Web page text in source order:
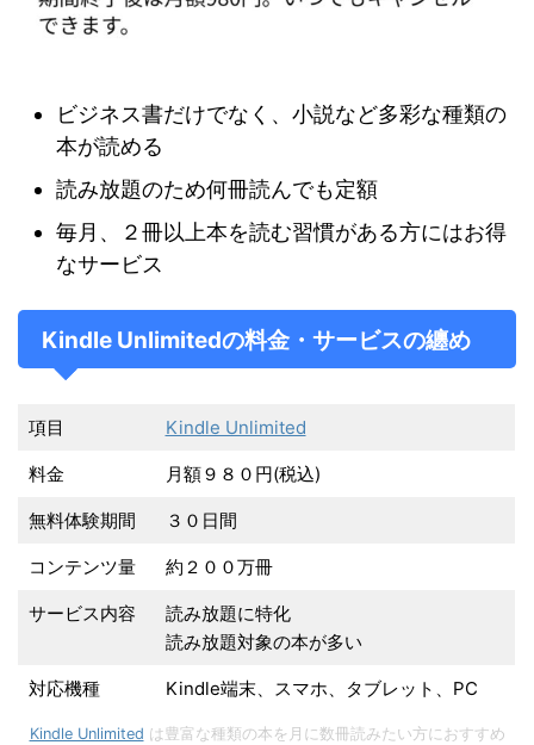
ビジネス書だけでなく、小説など多彩な種類の
本が読める
読み放題のため何冊読んでも定額
毎月、２冊以上本を読む習慣がある方にはお得
なサービス
Kindle Unlimitedの料金・サービスの纏め
項目 Kindle Unlimited
料金 月額９８０円(税込)
無料体験期間 ３０日間
コンテンツ量 約２００万冊
サービス内容
読み放題に特化
読み放題対象の本が多い
対応機種 Kindle端末、スマホ、タブレット、PC
Kindle Unlimited は豊富な種類の本を月に数冊読みたい方におすすめ